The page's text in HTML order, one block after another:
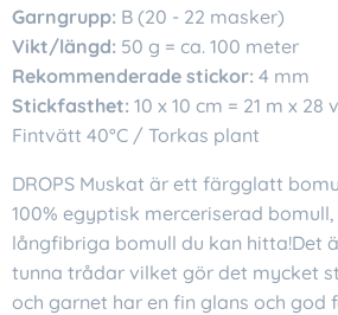
Garngrupp: B (20 - 22 masker)
Vikt/längd: 50 g = ca. 100 meter
Rekommenderade stickor: 4 mm
Stickfasthet: 10 x 10 cm = 21 m x 28 v
Fintvätt 40°C / Torkas plant
DROPS Muskat är ett färgglatt
100% egyptisk merceriserad
långfibriga bomull du kan hitta!Det
tunna trådar vilket gör det mycket
och garnet har en fin glans och god